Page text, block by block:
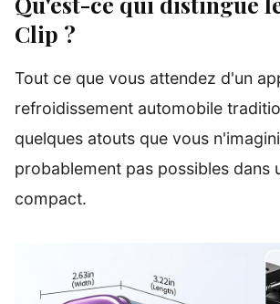
Clip ?
Tout ce que vous attendez d'un
refroidissement automobile
quelques atouts que vous
probablement pas possibles dans
compact.